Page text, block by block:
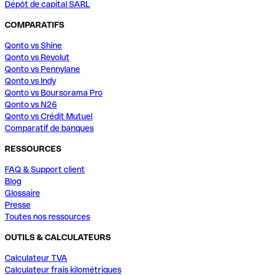
Dépôt de capital SARL
COMPARATIFS
Qonto vs Shine
Qonto vs Revolut
Qonto vs Pennylane
Qonto vs Indy
Qonto vs Boursorama Pro
Qonto vs N26
Qonto vs Crédit Mutuel
Comparatif de banques
RESSOURCES
FAQ & Support client
Blog
Glossaire
Presse
Toutes nos ressources
OUTILS & CALCULATEURS
Calculateur TVA
Calculateur frais kilométriques